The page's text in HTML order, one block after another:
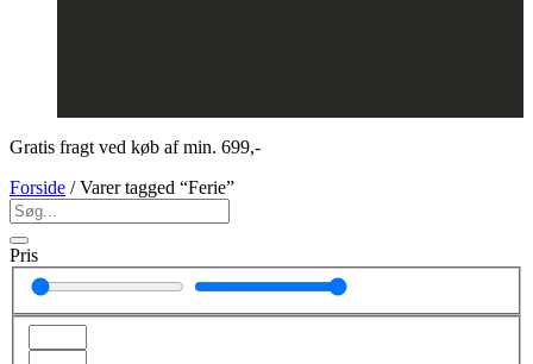
Gratis fragt ved køb af min. 699,-
Forside / Varer tagged “Ferie”
Pris